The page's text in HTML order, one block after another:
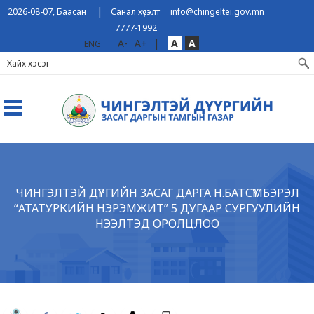
2026-08-07, Баасан |Санал хүсэлт
info@chingeltei.gov.mn
7777-1992
ENG
A- A+ | A A
ЧИНГЭЛТЭЙ ДҮҮРГИЙН ЗАСАГ ДАРГА Н.БАТСҮМБЭРЭЛ
“АТАТУРКИЙН НЭРЭМЖИТ” 5 ДУГААР СУРГУУЛИЙН
НЭЭЛТЭД ОРОЛЦЛОО